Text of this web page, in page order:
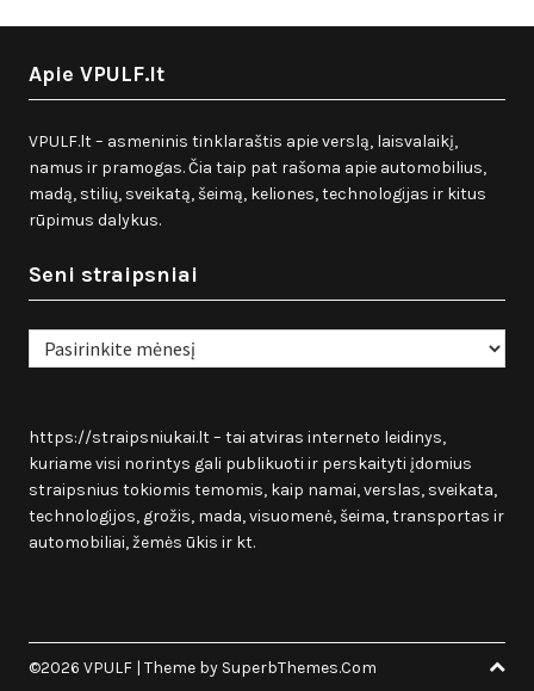
Apie VPULF.lt
VPULF.lt – asmeninis tinklaraštis apie verslą, laisvalaikį,
namus ir pramogas. Čia taip pat rašoma apie automobilius,
madą, stilių, sveikatą, šeimą, keliones, technologijas ir kitus
rūpimus dalykus.
Seni straipsniai
Seni
straipsniai
https://straipsniukai.lt– tai atviras interneto leidinys,
kuriame visi norintys gali publikuoti ir perskaityti įdomius
straipsnius tokiomis temomis, kaip namai, verslas, sveikata,
technologijos, grožis, mada, visuomenė, šeima, transportas ir
automobiliai, žemės ūkis ir kt.
©2026 VPULF | Theme by SuperbThemes.Com